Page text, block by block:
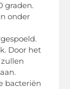
graden.
onder
Door het
bacteriën